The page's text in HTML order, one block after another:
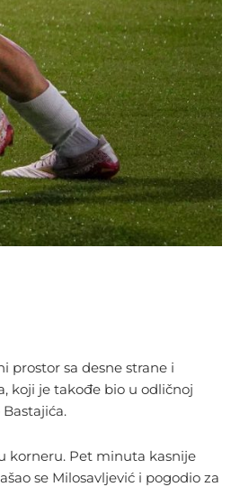
prostor sa desne strane i
koji je takođe bio u odličnoj
korneru. Pet minuta kasnije
se Milosavljević i pogodio za